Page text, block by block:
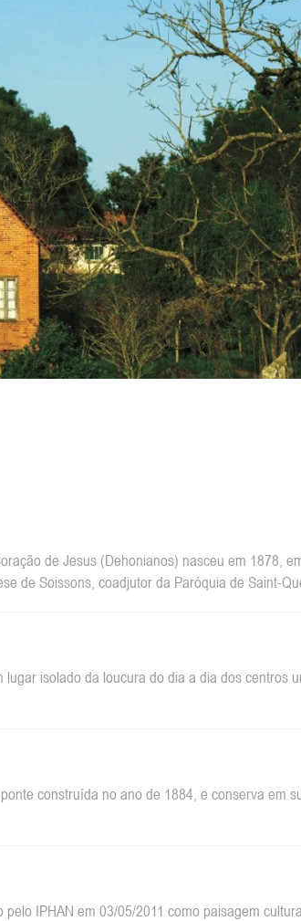
de Jesus (Dehonianos) nasceu em 1878,
de Soissons, coadjutor da Paróquia de Saint-
isolado da loucura do dia a dia dos centros
construída no ano de 1884, e conserva em
IPHAN em 03/05/2011 como paisagem